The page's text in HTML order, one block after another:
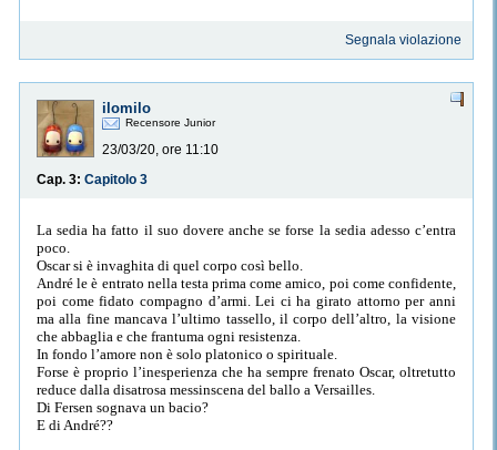
Segnala violazione
ilomilo
Recensore Junior
23/03/20, ore 11:10
Cap. 3: Capitolo 3
La sedia ha fatto il suo dovere anche se forse la sedia adesso c’entra
poco.
Oscar si è invaghita di quel corpo così bello.
André le è entrato nella testa prima come amico, poi come confidente,
poi come fidato compagno d’armi. Lei ci ha girato attorno per anni
ma alla fine mancava l’ultimo tassello, il corpo dell’altro, la visione
che abbaglia e che frantuma ogni resistenza.
In fondo l’amore non è solo platonico o spirituale.
Forse è proprio l’inesperienza che ha sempre frenato Oscar, oltretutto
reduce dalla disatrosa messinscena del ballo a Versailles.
Di Fersen sognava un bacio?
E di André??